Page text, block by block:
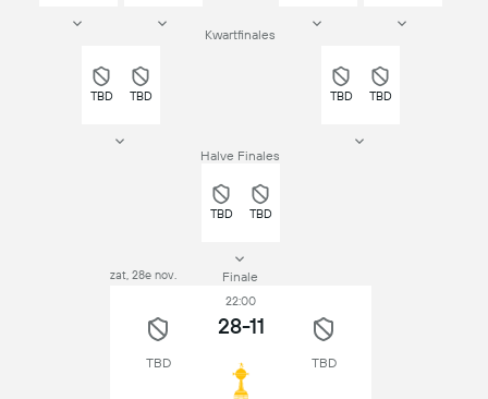
Kwartfinales
TBD TBD TBD TBD
Halve Finales
TBD TBD
Finale
zat, 28e nov.
TBD
22:00
28-11
TBD